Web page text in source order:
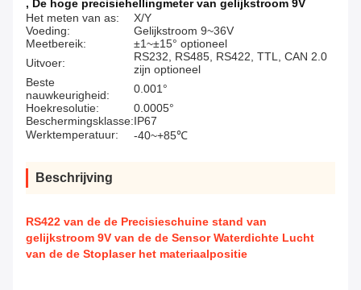
, De hoge precisiehellingmeter van gelijkstroom 9V
Het meten van as:
X/Y
Voeding:
Gelijkstroom 9~36V
Meetbereik:
±1~±15° optioneel
Uitvoer:
RS232, RS485, RS422, TTL, CAN 2.0
zijn optioneel
Beste
nauwkeurigheid:
0.001°
Hoekresolutie:
0.0005°
Beschermingsklasse:IP67
Werktemperatuur:
-40~+85℃
Beschrijving
RS422 van de de Precisieschuine stand van
gelijkstroom 9V van de de Sensor Waterdichte Lucht
van de de Stoplaser het materiaalpositie